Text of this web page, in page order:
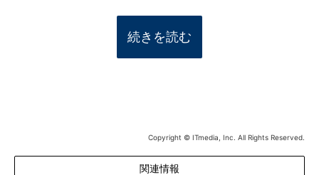
続きを読む
Copyright © ITmedia, Inc. All Rights Reserved.
関連情報